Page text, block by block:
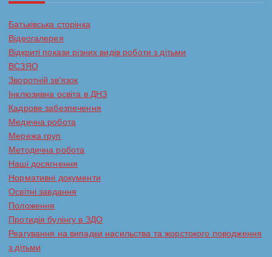
Батьківська сторінка
Відеогалерея
Відкриті покази різних видів роботи з дітьми
ВСЗЯО
Зворотній зв'язок
Інклюзивна освіта в ДНЗ
Кадрове забезпечення
Медична робота
Мережа груп
Методична робота
Наші досягнення
Нормативні документи
Освітні завдання
Положення
Протидія булінгу в ЗДО
Реагування на випадки насильства та жорстокого поводження
з дітьми